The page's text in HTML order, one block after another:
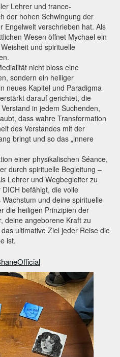
Lehrer und trance-
der hohen Schwingung der
Engelwelt verschrieben hat. Als
Wesen öffnet Mychael ein
und spirituelle
nicht bloss eine
sondern ein heiliger
neues Kapitel und Paradigma
darauf gerichtet, die
in jedem Suchenden,
dass wahre Transformation
des Verstandes mit der
bringt und so das „innere
einer physikalischen Séance,
durch spirituelle Begleitung –
Lehrer und Wegbegleiter zu
befähigt, die volle
und deine spirituelle
die heiligen Prinzipien der
deine angeborene Kraft zu
ultimative Ziel jeder Reise die
ist.